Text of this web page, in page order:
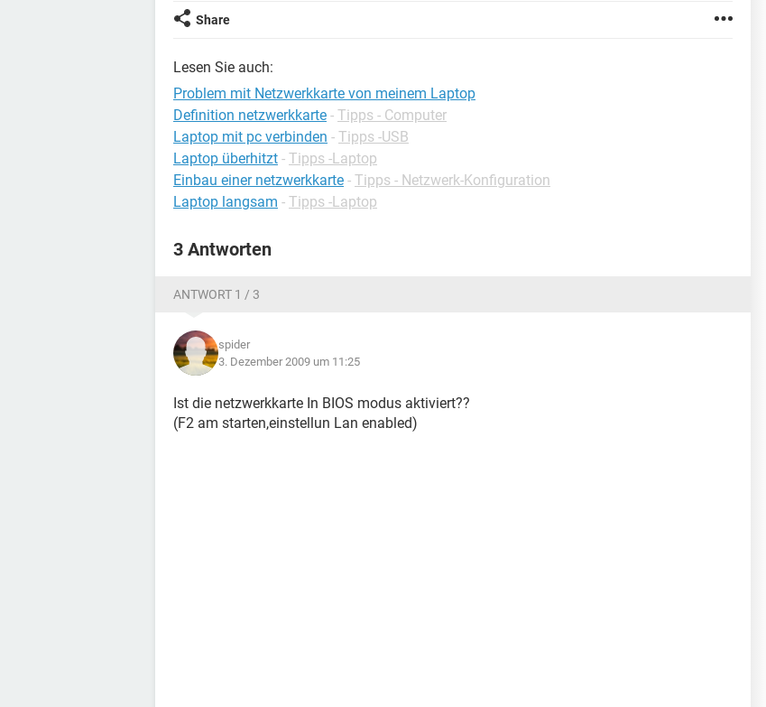
Share
Lesen Sie auch:
Problem mit Netzwerkkarte von meinem Laptop
Definition netzwerkkarte - Tipps - Computer
Laptop mit pc verbinden - Tipps -USB
Laptop überhitzt - Tipps -Laptop
Einbau einer netzwerkkarte - Tipps - Netzwerk-Konfiguration
Laptop langsam - Tipps -Laptop
3 Antworten
ANTWORT 1 / 3
spider
3. Dezember 2009 um 11:25
Ist die netzwerkkarte In BIOS modus aktiviert??
(F2 am starten,einstellun Lan enabled)